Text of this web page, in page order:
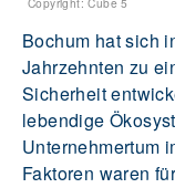
Bochum hat sich
Jahrzehnten zu
Sicherheit
lebendige
Unternehmertum
Faktoren waren